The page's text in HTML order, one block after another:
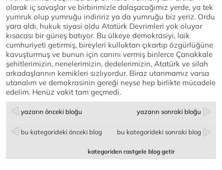
olarak iç savaşlar ve birbirimizle dalaşacağımız yerde, ya tek
yumruk olup yumruğu indiririz ya da yumruğu biz yeriz. Ordu
yara aldı, hukuk siyasi oldu Atatürk Devrimleri yok oluyor
kısacası bir güneş batıyor. Bu ülkeye demokrasiyi, laik
cumhuriyeti getirmiş, bireyleri kulluktan çıkartıp özgürlüğüne
kavuşturmuş ve bunun için canını vermiş binlerce Çanakkale
şehitlerimizin, nenelerimizin, dedelerimizin, Atatürk ve silah
arkadaşlarının kemikleri sızlıyordur. Biraz utanmamız varsa
utanalım ve demokrasinin gereği neyse hep birlikte mücadele
edelim. Henüz vakit tam geçmedi.
yazarın önceki bloğu yazarın sonraki bloğu
bu kategorideki önceki blog bu kategorideki sonraki blog
kategoriden rastgele blog getir